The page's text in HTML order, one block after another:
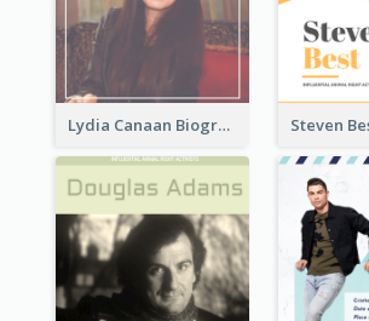
Lydia Canaan Biography